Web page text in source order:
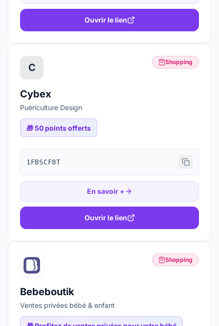
Ouvrir le lien
C Shopping
Cybex
Puériculture Design
🎁50 points offerts
1FBSCF8T
En savoir +
Ouvrir le lien
Shopping
Bebeboutik
Ventes privées bébé & enfant